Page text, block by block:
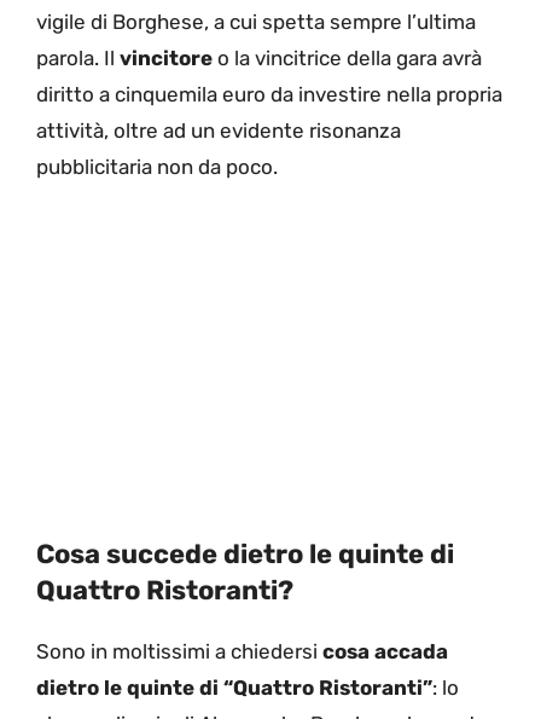
vigile di Borghese, a cui spetta sempre l’ultima
parola. Il vincitore o la vincitrice della gara avrà
diritto a cinquemila euro da investire nella propria
attività, oltre ad un evidente risonanza
pubblicitaria non da poco.
Cosa succede dietro le quinte di
Quattro Ristoranti?
Sono in moltissimi a chiedersi cosa accada
dietro le quinte di “Quattro Ristoranti”: lo